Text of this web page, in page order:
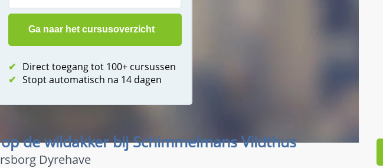
✔ Direct toegang tot 100+ cursussen
✔ Stopt automatisch na 14 dagen
de wildakker bij Schimmelmans Vildthus
Dyrehave